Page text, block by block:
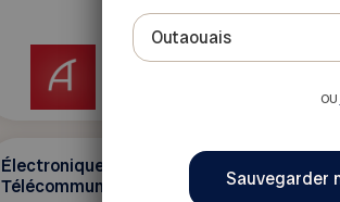
30$/mois
Électronique -
Télécommunication
Outaouais
OU